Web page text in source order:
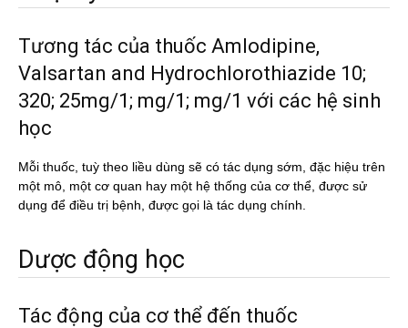
Tương tác của thuốc Amlodipine,
Valsartan and Hydrochlorothiazide 10;
320; 25mg/1; mg/1; mg/1 với các hệ sinh
học
Mỗi thuốc, tuỳ theo liều dùng sẽ có tác dụng sớm, đặc hiệu trên
một mô, một cơ quan hay một hệ thống của cơ thể, được sử
dụng để điều trị bệnh, được gọi là tác dụng chính.
Dược động học
Tác động của cơ thể đến thuốc